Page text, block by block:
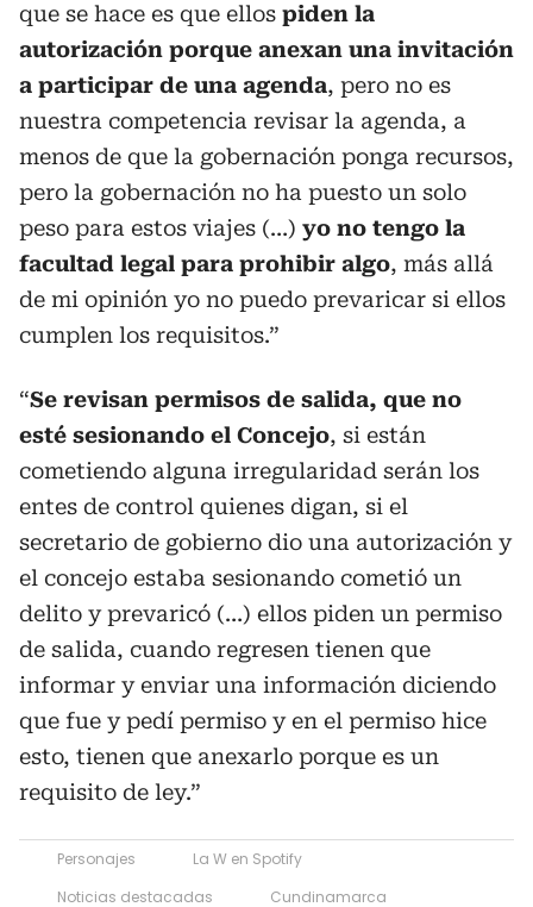
que se hace es que ellos piden la
autorización porque anexan una invitación
a participar de una agenda, pero no es
nuestra competencia revisar la agenda, a
menos de que la gobernación ponga recursos,
pero la gobernación no ha puesto un solo
peso para estos viajes (…) yo no tengo la
facultad legal para prohibir algo, más allá
de mi opinión yo no puedo prevaricar si ellos
cumplen los requisitos.”
“Se revisan permisos de salida, que no
esté sesionando el Concejo, si están
cometiendo alguna irregularidad serán los
entes de control quienes digan, si el
secretario de gobierno dio una autorización y
el concejo estaba sesionando cometió un
delito y prevaricó (…) ellos piden un permiso
de salida, cuando regresen tienen que
informar y enviar una información diciendo
que fue y pedí permiso y en el permiso hice
esto, tienen que anexarlo porque es un
requisito de ley.”
Personajes
La W en Spotify
Noticias destacadas
Cundinamarca